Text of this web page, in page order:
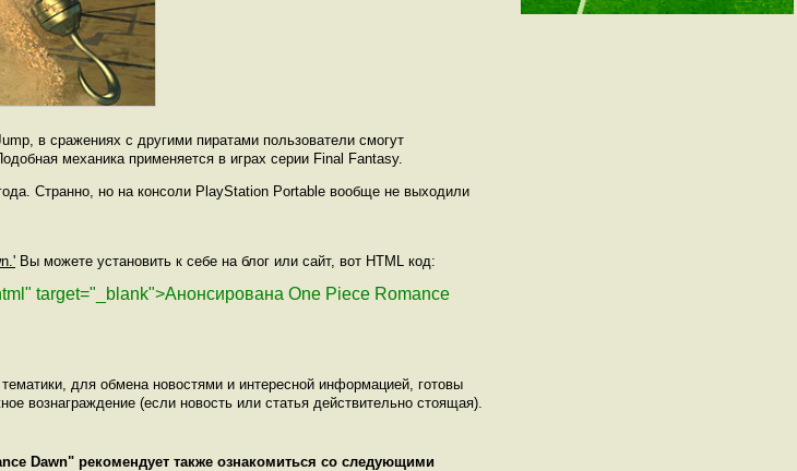
в сражениях с другими пиратами пользователи смогут
механика применяется в играх серии Final Fantasy.
Странно, но на консоли PlayStation Portable вообще не выходили
Вы можете установить к себе на блог или сайт, вот HTML код:
target="_blank">Анонсирована One Piece Romance
для обмена новостями и интересной информацией, готовы
вознаграждение (если новость или статья действительно стоящая).
Dawn" рекомендует также ознакомиться со следующими